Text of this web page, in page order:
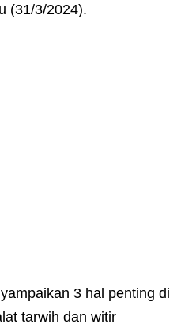
(31/3/2024).
3 hal penting di
tarwih dan witir